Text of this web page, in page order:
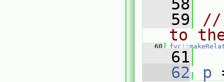
   58
   59
//
to
   60
   61
   62
p